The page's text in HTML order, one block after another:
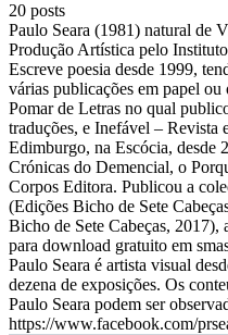
20 posts
Paulo Seara (1981) natural de
Produção Artística pelo
Escreve poesia desde 1999,
várias publicações em papel
Pomar de Letras no qual
traduções, e Inefável – Revista
Edimburgo, na Escócia,
Crónicas do Demencial, o
Corpos Editora. Publicou a
(Edições Bicho de Sete
Bicho de Sete Cabeças, 2017),
para download gratuito em
Paulo Seara é artista visual
dezena de exposições. Os
Paulo Seara podem ser
https://www.facebook.com/